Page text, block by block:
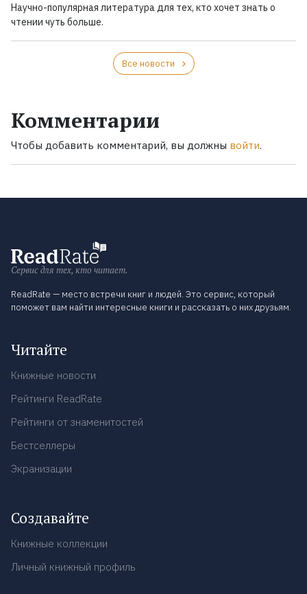
Научно-популярная литература для тех, кто хочет знать о
чтении чуть больше.
Все новости
Комментарии
Чтобы добавить комментарий, вы должны войти.
Сервис для тех, кто читает.
ReadRate — место встречи книг и людей. Это сервис, который
поможет вам найти интересные книги и рассказать о них друзьям.
Читайте
Книжные новости
Рейтинги ReadRate
Рейтинги от знаменитостей
Бестселлеры
Экранизации
Создавайте
Книжные коллекции
Личный книжный профиль